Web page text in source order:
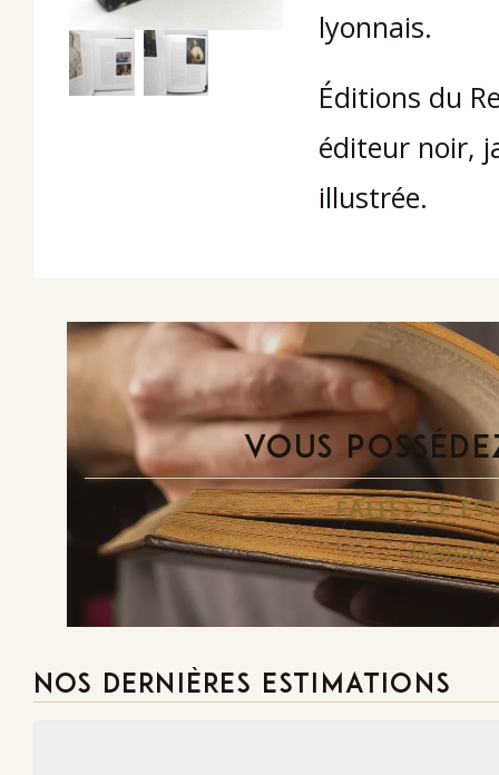
lyonnais.
Éditions du
éditeur noir,
illustrée.
VOUS
FAITES-LE
NOS DERNIÈRES ESTIMATIONS